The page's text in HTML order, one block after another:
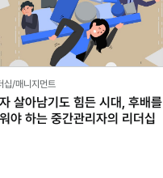
십/매니지먼트
살아남기도 힘든 시대, 후배를
야 하는 중간관리자의 리더십